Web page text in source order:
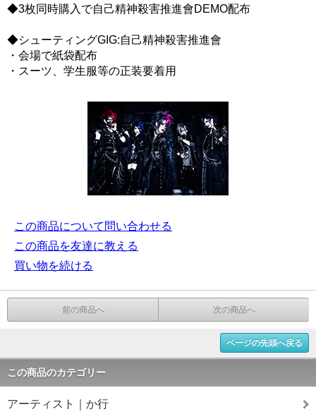
◆3枚同時購入で自己精神殺害推進會DEMO配布
◆シューティングGIG:自己精神殺害推進會
・会場で紙袋配布
・スーツ、学生服等の正装要着用
この商品について問い合わせる
この商品を友達に教える
買い物を続ける
前の商品へ 次の商品へ
ページの先頭へ戻る
この商品のカテゴリー
アーティスト｜か行